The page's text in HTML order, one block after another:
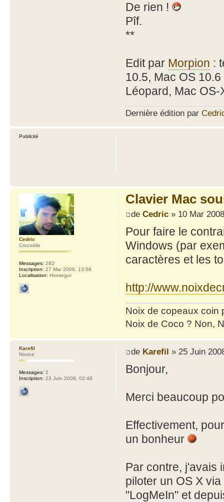
De rien !
Pîf.
**
Edit par Morpion :
10.5, Mac OS
Léopard, Mac
Dernière édition par
Publicité
Clavier Mac
de Cedric» 10 Mar
Pour faire le
Windows (par
caractères et les
http://
Noix de copeaux coin
Noix de Coco ? Non,
Cedric
Crocodile
Messages: 282
Inscription: 27 Mar 2006, 13:58
Localisation: Hossegor
de Karefil » 25 Juin
Bonjour,
Merci beaucoup
Effectivement,
un bonheur
Par contre, j'avais
piloter un OS X
"LogMeIn" et
Karefil
Novice
Messages: 2
Inscription: 23 Juin 2008, 02:48